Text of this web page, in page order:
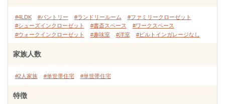
#4LDK #パントリー #ランドリールーム
#ファミリークローゼット
#シューズインクローゼット
#書斎スペース
#ワークスペース
#ウォークインクローゼット
#趣味室 #洋室 #ビルトインガレージなし
家族人数
#2人家族 #単世帯住宅 #単世帯住宅
特徴